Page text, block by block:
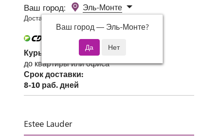
Ваш город:
Эль-Монте
Ваш город — Эль-Монте?
Доставка 0 руб при заказе от 3000 руб.
Курьер СДЭК
до квартиры или офиса
Срок доставки:
8-10 раб. дней
Estee Lauder